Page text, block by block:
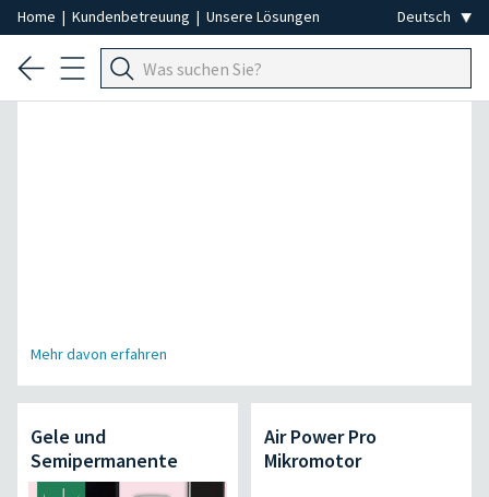
Home | Kundenbetreuung | Unsere Lösungen
Spezial Professionelle Haarentfernung
Mehr davon erfahren
Gele und
Semipermanente
Air Power Pro
Mikromotor